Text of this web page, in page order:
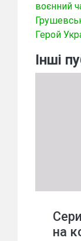
воєнний
Герой
Інші
на